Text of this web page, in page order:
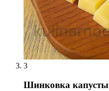
3
Шинковка капусты